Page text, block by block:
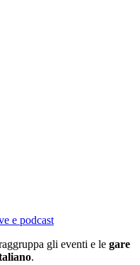
gli eventi e le gare
.